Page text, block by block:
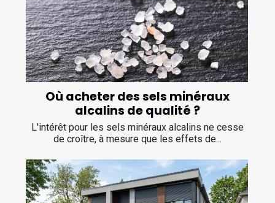
Où acheter des sels minéraux
alcalins de qualité ?
L'intérêt pour les sels minéraux alcalins ne cesse
de croître, à mesure que les effets de...